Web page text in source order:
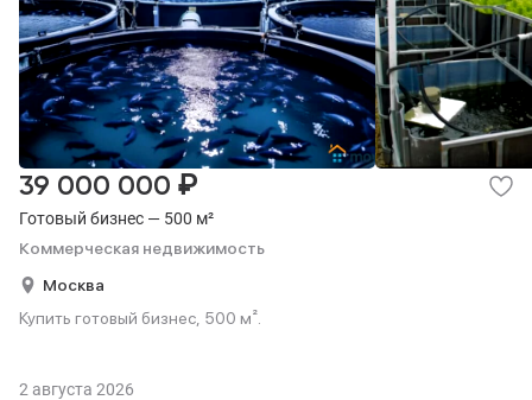
Готовый бизнес — 500 м²
Коммерческая недвижимость
39 000 000 ₽
Москва
Купить готовый бизнес, 500 м².
2 августа 2026